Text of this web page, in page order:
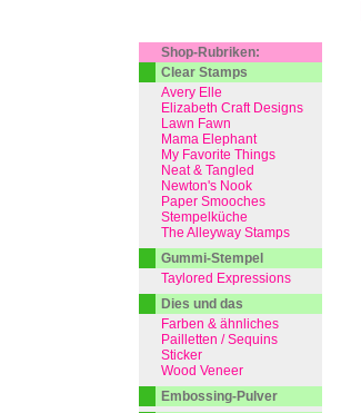
Shop-Rubriken:
Clear Stamps
Avery Elle
Elizabeth Craft Designs
Lawn Fawn
Mama Elephant
My Favorite Things
Neat & Tangled
Newton's Nook
Paper Smooches
Stempelküche
The Alleyway Stamps
Gummi-Stempel
Taylored Expressions
Dies und das
Farben & ähnliches
Pailletten / Sequins
Sticker
Wood Veneer
Embossing-Pulver